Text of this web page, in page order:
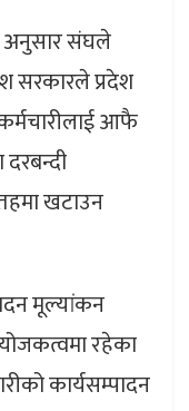
अनुसार संघले
सरकारले प्रदेश
आफै
खटाउन
मूल्यांकन
रहेका
कार्यसम्पादन